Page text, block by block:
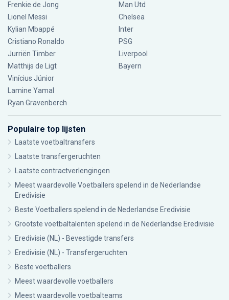
Frenkie de Jong
Lionel Messi
Kylian Mbappé
Cristiano Ronaldo
Jurriën Timber
Matthijs de Ligt
Vinícius Júnior
Lamine Yamal
Ryan Gravenberch
Man Utd
Chelsea
Inter
PSG
Liverpool
Bayern
Populaire top lijsten
Laatste voetbaltransfers
Laatste transfergeruchten
Laatste contractverlengingen
Meest waardevolle Voetballers spelend in de Nederlandse
Eredivisie
Beste Voetballers spelend in de Nederlandse Eredivisie
Grootste voetbaltalenten spelend in de Nederlandse Eredivisie
Eredivisie (NL) - Bevestigde transfers
Eredivisie (NL) - Transfergeruchten
Beste voetballers
Meest waardevolle voetballers
Meest waardevolle voetbalteams